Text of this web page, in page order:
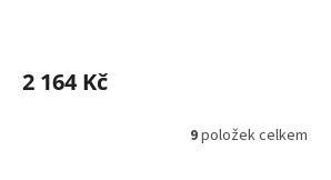
2 164 Kč
O
9položek celkem